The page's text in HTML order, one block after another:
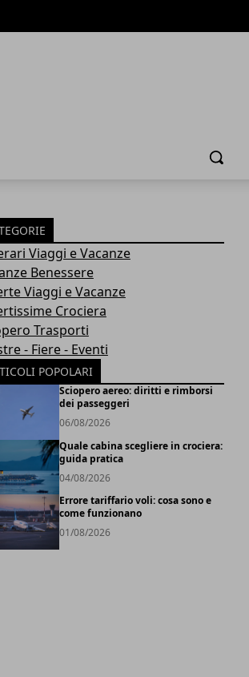
Cerca
Viaggi e Vacanze
Benessere
Viaggi e Vacanze
Crociera
Trasporti
- Fiere - Eventi
POPOLARI
Sciopero aereo: diritti e rimborsi
dei passeggeri
06/08/2026
Quale cabina scegliere in crociera:
guida pratica
04/08/2026
Errore tariffario voli: cosa sono e
come funzionano
01/08/2026